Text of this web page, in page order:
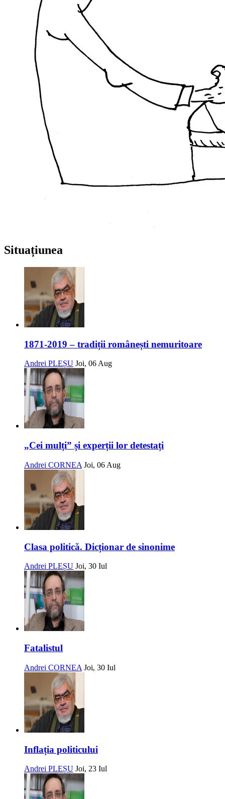
Situațiunea
1871-2019 – tradiții românești nemuritoare
Andrei PLEȘU Joi, 06 Aug
„Cei mulți” și experții lor detestați
Andrei CORNEA Joi, 06 Aug
Clasa politică. Dicționar de sinonime
Andrei PLEȘU Joi, 30 Iul
Fatalistul
Andrei CORNEA Joi, 30 Iul
Inflația politicului
Andrei PLEȘU Joi, 23 Iul